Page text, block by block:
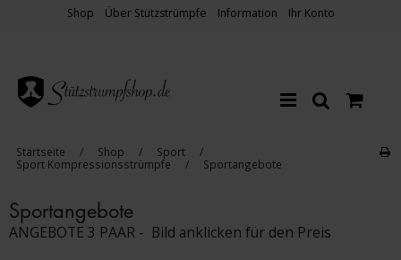
Shop Über Stützstrümpfe Information Ihr Konto
Startseite / Shop / Sport
/
Sport Kompressionsstrümpfe
/ Sportangebote
Sportangebote
ANGEBOTE 3 PAAR - Bild anklicken für den Preis